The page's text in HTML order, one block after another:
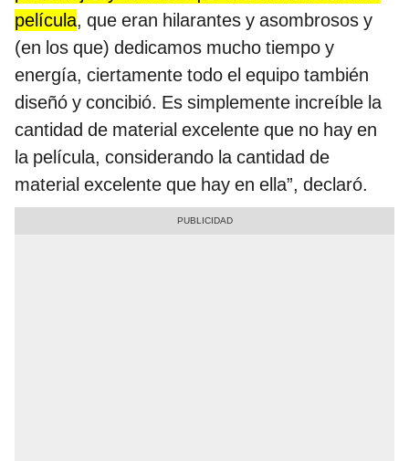
película, que eran hilarantes y asombrosos y
(en los que) dedicamos mucho tiempo y
energía, ciertamente todo el equipo también
diseñó y concibió. Es simplemente increíble la
cantidad de material excelente que no hay en
la película, considerando la cantidad de
material excelente que hay en ella”, declaró.